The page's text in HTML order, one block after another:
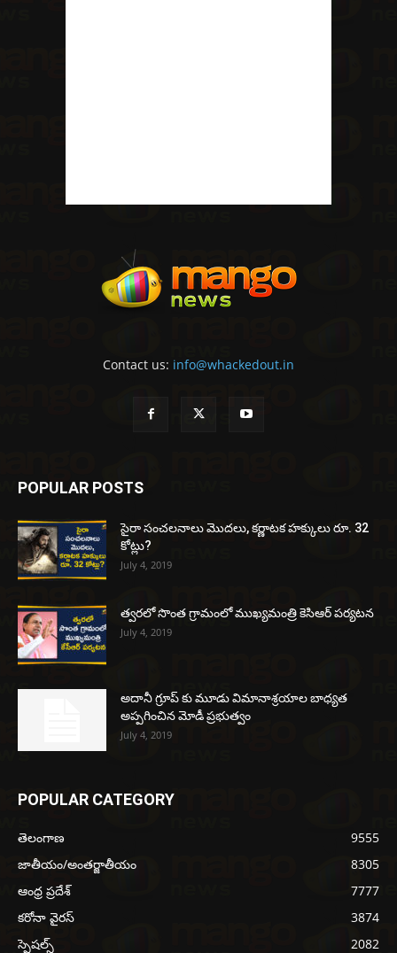
Contact us: info@whackedout.in
POPULAR POSTS
సైరా సంచలనాలు మొదలు, కర్ణాటక హక్కులు రూ. 32
కోట్లు?
July 4, 2019
త్వరలో సొంత గ్రామంలో ముఖ్యమంత్రి కెసిఆర్ పర్యటన
July 4, 2019
అదానీ గ్రూప్ కు మూడు విమానాశ్రయాల బాధ్యత
అప్పగించిన మోడీ ప్రభుత్వం
July 4, 2019
POPULAR CATEGORY
తెలంగాణ
9555
జాతీయం/అంతర్జాతీయం
8305
ఆంధ్ర ప్రదేశ్
7777
కరోనా వైరస్
3874
స్పెషల్స్
2082